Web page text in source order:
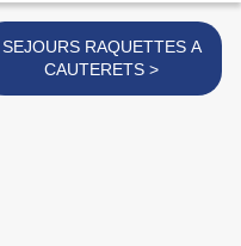
SEJOURS RAQUETTES A
CAUTERETS >